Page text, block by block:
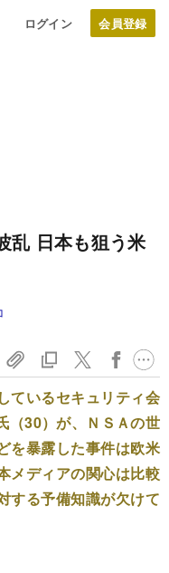
ログイン
乱 日本も狙う米
ているセキュリティ会
（30）が、ＮＳＡの世
を暴露した事件は欧米
メディアの関心は比較
する予備知識が欠けて